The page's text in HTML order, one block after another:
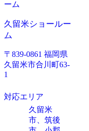
久留米ショールー
ム
〒839-0861 福岡県
久留米市合川町63-
1
対応エリア
久留米
市、筑後